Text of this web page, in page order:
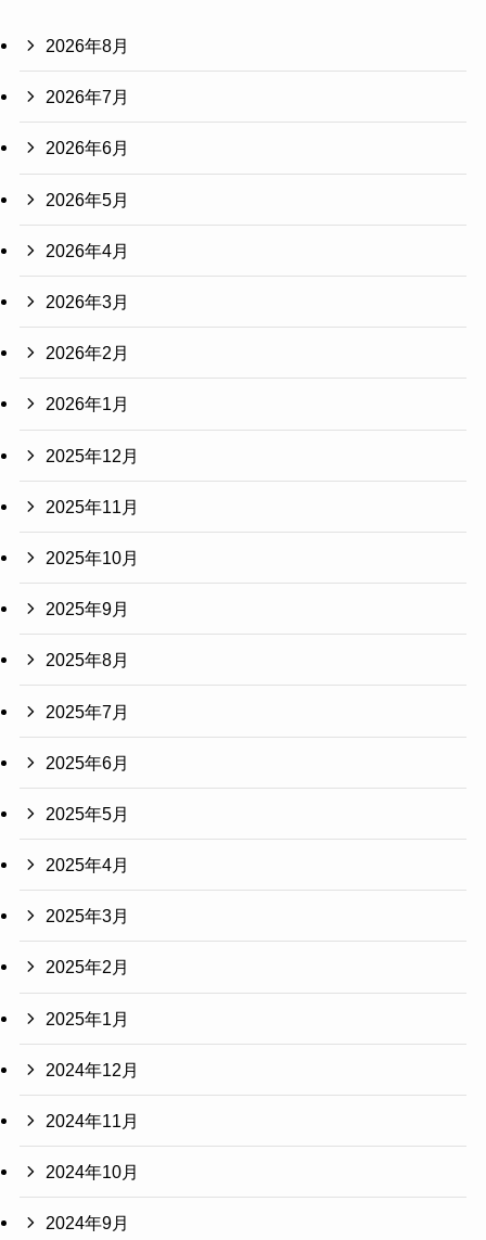
2026年8月
2026年7月
2026年6月
2026年5月
2026年4月
2026年3月
2026年2月
2026年1月
2025年12月
2025年11月
2025年10月
2025年9月
2025年8月
2025年7月
2025年6月
2025年5月
2025年4月
2025年3月
2025年2月
2025年1月
2024年12月
2024年11月
2024年10月
2024年9月